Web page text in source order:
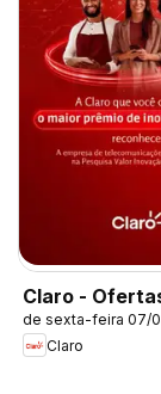
Claro -
de sexta-feira 07/
Claro